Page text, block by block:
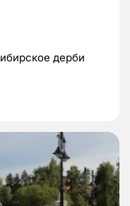
дерби